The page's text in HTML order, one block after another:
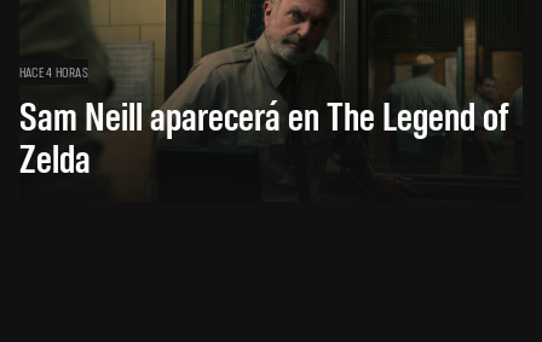
HACE 4 HORAS
Sam Neill aparecerá en The Legend of
Zelda